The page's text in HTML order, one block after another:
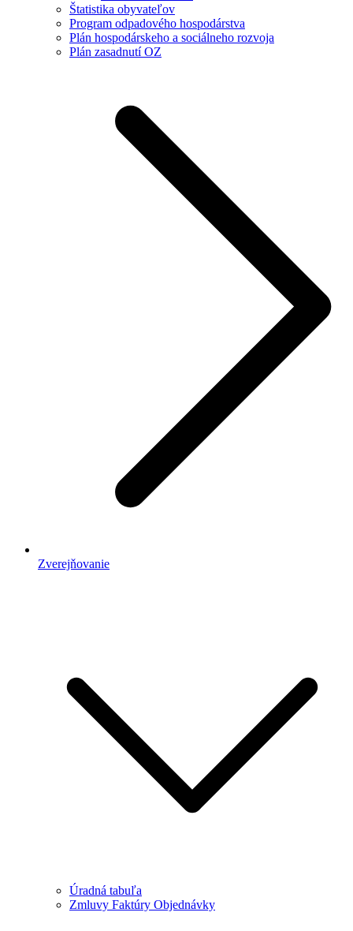
Štatistika obyvateľov
Program odpadového hospodárstva
Plán hospodárskeho a sociálneho rozvoja
Plán zasadnutí OZ
Zverejňovanie
Úradná tabuľa
Zmluvy Faktúry Objednávky